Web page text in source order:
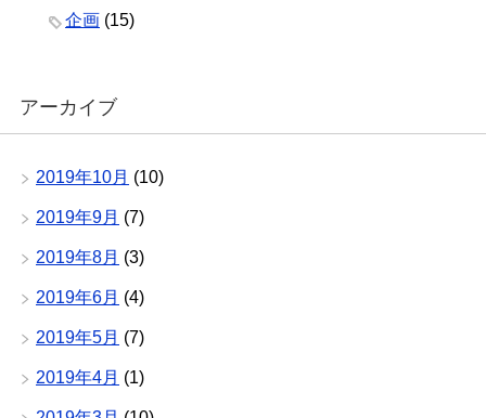
企画 (15)
アーカイブ
2019年10月 (10)
2019年9月 (7)
2019年8月 (3)
2019年6月 (4)
2019年5月 (7)
2019年4月 (1)